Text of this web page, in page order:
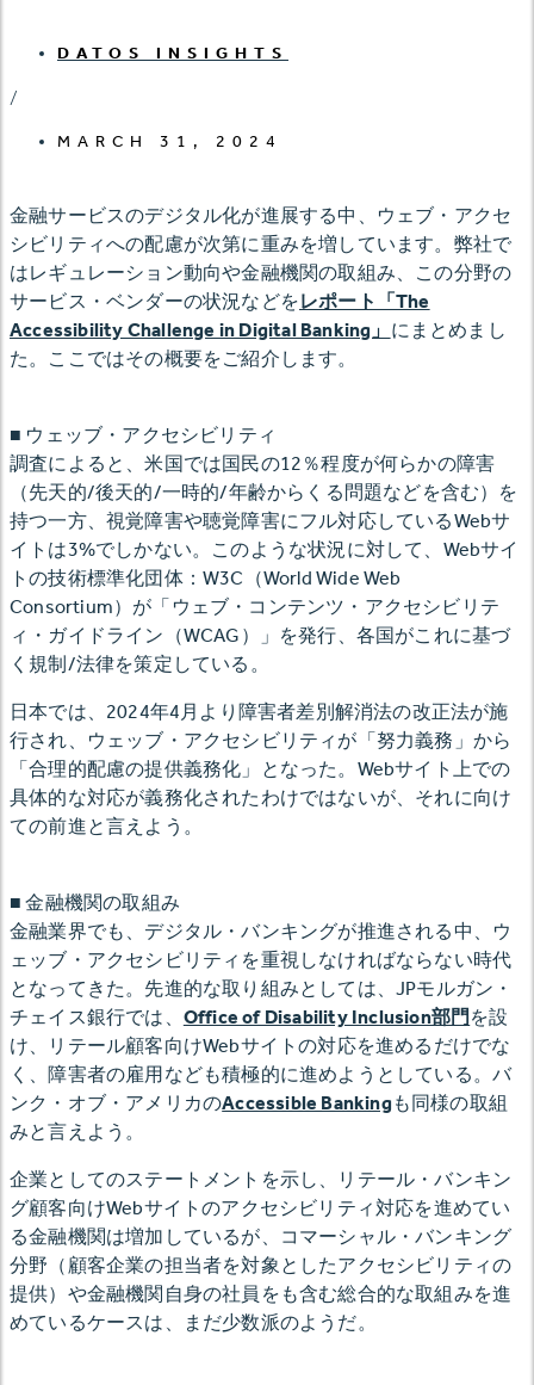
DATOS INSIGHTS
/
MARCH 31, 2024
金融サービスのデジタル化が進展する中、ウェブ・アクセ
シビリティへの配慮が次第に重みを増しています。弊社で
はレギュレーション動向や金融機関の取組み、この分野の
サービス・ベンダーの状況などをレポート「The
Accessibility Challenge in Digital Banking」 にまとめまし
た。ここではその概要をご紹介します。
■ ウェッブ・アクセシビリティ
調査によると、米国では国民の12％程度が何らかの障害
（先天的/後天的/一時的/年齢からくる問題などを含む）を
持つ一方、視覚障害や聴覚障害にフル対応しているWebサ
イトは3%でしかない。このような状況に対して、Webサイ
トの技術標準化団体：W3C（World Wide Web
Consortium）が「ウェブ・コンテンツ・アクセシビリテ
ィ・ガイドライン（WCAG）」を発行、各国がこれに基づ
く規制/法律を策定している。
日本では、2024年4月より障害者差別解消法の改正法が施
行され、ウェッブ・アクセシビリティが「努力義務」から
「合理的配慮の提供義務化」となった。Webサイト上での
具体的な対応が義務化されたわけではないが、それに向け
ての前進と言えよう。
■ 金融機関の取組み
金融業界でも、デジタル・バンキングが推進される中、ウ
ェッブ・アクセシビリティを重視しなければならない時代
となってきた。先進的な取り組みとしては、JPモルガン・
チェイス銀行では、 Office of Disability Inclusion部門 を設
け、リテール顧客向けWebサイトの対応を進めるだけでな
く、障害者の雇用なども積極的に進めようとしている。バ
ンク・オブ・アメリカのAccessible Bankingも同様の取組
みと言えよう。
企業としてのステートメントを示し、リテール・バンキン
グ顧客向けWebサイトのアクセシビリティ対応を進めてい
る金融機関は増加しているが、コマーシャル・バンキング
分野（顧客企業の担当者を対象としたアクセシビリティの
提供）や金融機関自身の社員をも含む総合的な取組みを進
めているケースは、まだ少数派のようだ。